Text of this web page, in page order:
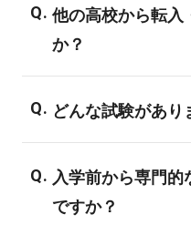
他の高校から転入
か？
合、現在在籍され
いるS高等学校へ
位なども条件に
ます。詳しくは学
どんな試験があり
試があります。
それぞれで試験内
入学前から専門的
ですか？